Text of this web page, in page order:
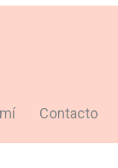
Contacto